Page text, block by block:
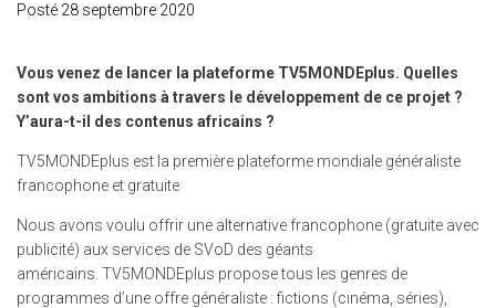
Posté 28 septembre 2020
Vous venez de lancer la plateforme TV5MONDEplus. Quelles
sont vos ambitions à travers le développement de ce projet ?
Y’aura-t-il des contenus africains ?
TV5MONDEplus est la première plateforme mondiale généraliste
francophone et gratuite
Nous avons voulu offrir une alternative francophone (gratuite avec
publicité) aux services de SVoD des géants
américains. TV5MONDEplus propose tous les genres de
programmes d’une offre généraliste : fictions (cinéma, séries),